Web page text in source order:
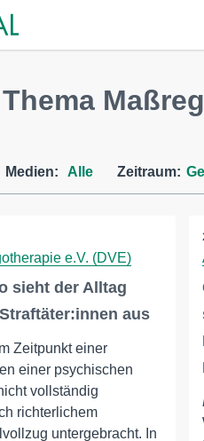
Medien: Alle Zeitraum:
e.V. (DVE)
sieht der Alltag
aus
Zeitpunkt einer
einer psychischen
vollständig
richterlichem
untergebracht. In